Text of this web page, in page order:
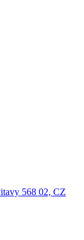
568 02, CZ